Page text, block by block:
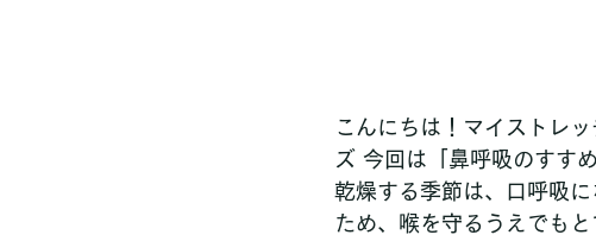
こんにちは！マイストレ
ズ 今回は「鼻呼吸のすす
乾燥する季節は、口呼吸
ため、喉を守るうえでも